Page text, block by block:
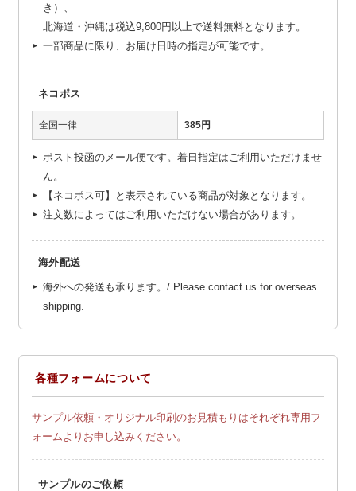
き）、
北海道・沖縄は税込9,800円以上で送料無料となります。
一部商品に限り、お届け日時の指定が可能です。
ネコポス
全国一律 385円
ポスト投函のメール便です。着日指定はご利用いただけませ
ん。
【ネコポス可】と表示されている商品が対象となります。
注文数によってはご利用いただけない場合があります。
海外配送
海外への発送も承ります。/ Please contact us for overseas
shipping.
各種フォームについて
サンプル依頼・オリジナル印刷のお見積もりはそれぞれ専用フ
ォームよりお申し込みください。
サンプルのご依頼